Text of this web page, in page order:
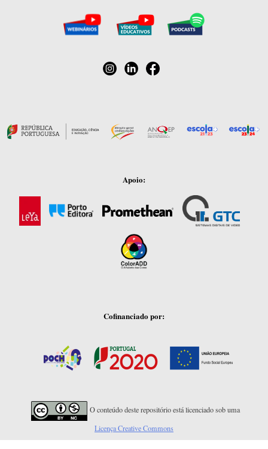
Apoio:
Cofinanciado por:
O conteúdo deste repositório está licenciado sob uma
Licença Creative Commons